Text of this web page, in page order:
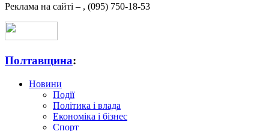
Реклама на сайті – , (095) 750-18-53
Полтавщина:
Новини
Події
Політика і влада
Економіка і бізнес
Спорт